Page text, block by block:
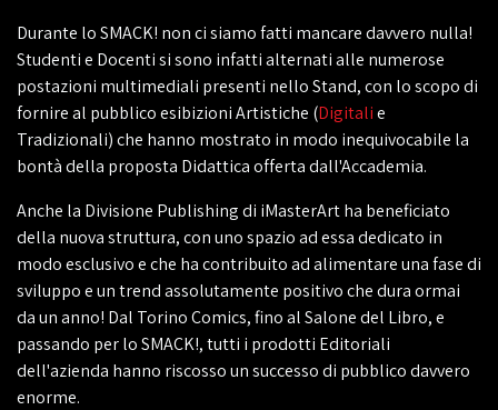
Durante lo SMACK! non ci siamo fatti mancare davvero nulla!
Studenti e Docenti si sono infatti alternati alle numerose
postazioni multimediali presenti nello Stand, con lo scopo di
fornire al pubblico esibizioni Artistiche (Digitalie
Tradizionali) che hanno mostrato in modo inequivocabile la
bontà della proposta Didattica offerta dall'Accademia.
Anche la Divisione Publishing di iMasterArt ha beneficiato
della nuova struttura, con uno spazio ad essa dedicato in
modo esclusivo e che ha contribuito ad alimentare una fase di
sviluppo e un trend assolutamente positivo che dura ormai
da un anno! Dal Torino Comics, fino al Salone del Libro, e
passando per lo SMACK!, tutti i prodotti Editoriali
dell'azienda hanno riscosso un successo di pubblico davvero
enorme.